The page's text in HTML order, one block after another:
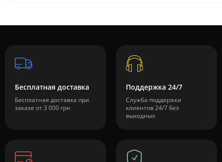
Бесплатная доставка
Бесплатная доставка при
заказе от 3 000 грн
Поддержка 24/7
Служба поддержки
клиентов 24/7 без
выходных